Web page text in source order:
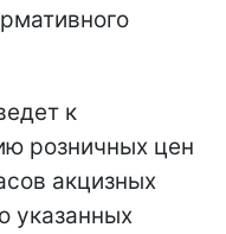
к
розничных цен
акцизных
указанных